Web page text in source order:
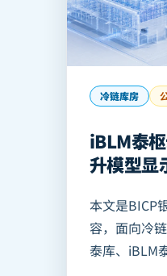
冷链库房
iBLM泰
升模型显
决策
本文是BICP
容，面向冷
泰库、iBLM